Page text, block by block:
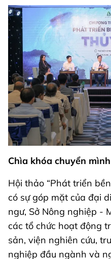
Chìa khóa chuyển mình
Hội thảo “Phát triển
có sự góp mặt của đại
ngư, Sở Nông nghiệp -
các tổ chức hoạt động
sản, viện nghiên cứu,
nghiệp đầu ngành và